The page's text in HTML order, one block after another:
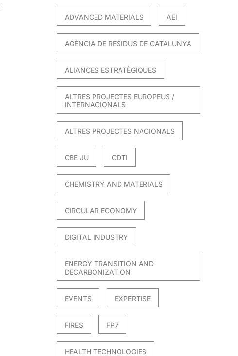
ADVANCED MATERIALS AEI
AGÈNCIA DE RESIDUS DE CATALUNYA
ALIANCES ESTRATÈGIQUES
ALTRES PROJECTES EUROPEUS /
INTERNACIONALS
ALTRES PROJECTES NACIONALS
CBE JU CDTI
CHEMISTRY AND MATERIALS
CIRCULAR ECONOMY
DIGITAL INDUSTRY
ENERGY TRANSITION AND
DECARBONIZATION
EVENTS EXPERTISE
FIRES FP7
HEALTH TECHNOLOGIES